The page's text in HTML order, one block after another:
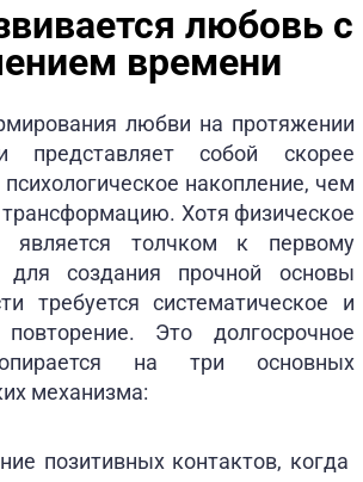
любовь с
времени
любви на протяжении
представляет собой скорее
психологическое накопление, чем
Хотя физическое
является толчком к первому
для создания прочной основы
требуется систематическое и
повторение. Это долгосрочное
на три основных
механизма:
позитивных контактов, когда